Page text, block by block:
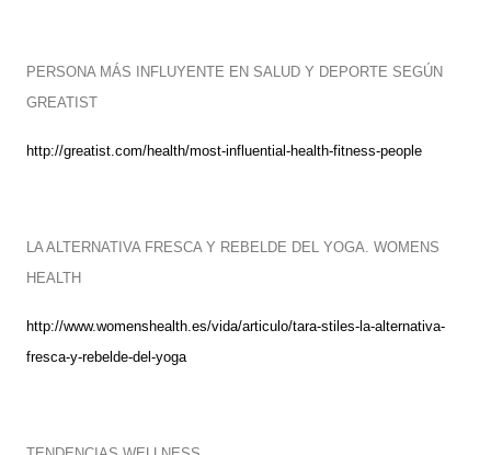
PERSONA MÁS INFLUYENTE EN SALUD Y DEPORTE SEGÚN
GREATIST
http://greatist.com/health/most-influential-health-fitness-people
LA ALTERNATIVA FRESCA Y REBELDE DEL YOGA. WOMENS
HEALTH
http://www.womenshealth.es/vida/articulo/tara-stiles-la-alternativa-
fresca-y-rebelde-del-yoga